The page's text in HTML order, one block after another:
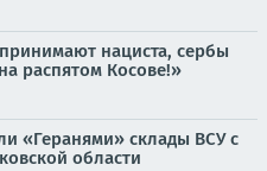
нациста, сербы
распятом Косове!»
«Геранями» склады ВСУ с
области